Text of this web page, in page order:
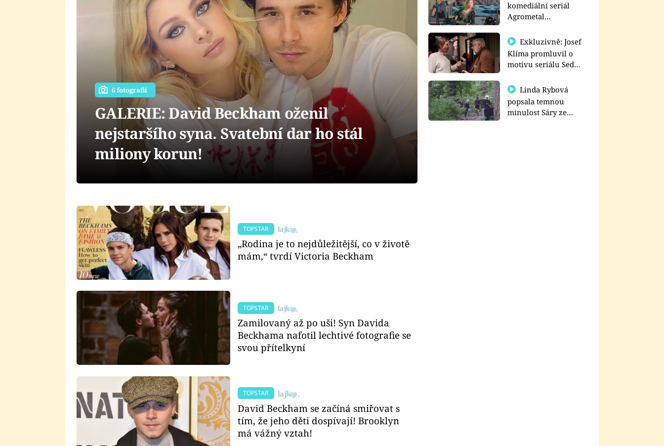
komediální seriál
Agrometal
prima+
Exkluzivně: Josef
Klíma promluvil o
motivu seriálu Sedm
Linda Rybová
popsala temnou
minulost Sáry ze
6 fotografií
GALERIE: David Beckham oženil
nejstaršího syna. Svatební dar ho stál
miliony korun!
TOPSTAR
„Rodina je to nejdůležitější, co v životě
mám,“ tvrdí Victoria Beckham
TOPSTAR
Zamilovaný až po uši! Syn Davida
Beckhama nafotil lechtivé fotografie se
svou přítelkyní
TOPSTAR
David Beckham se začíná smiřovat s
tím, že jeho děti dospívají! Brooklyn
má vážný vztah!